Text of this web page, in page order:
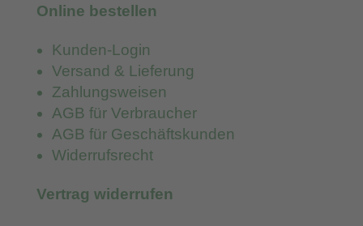
Online bestellen
Kunden-Login
Versand & Lieferung
Zahlungsweisen
AGB für Verbraucher
AGB für Geschäftskunden
Widerrufsrecht
Vertrag widerrufen